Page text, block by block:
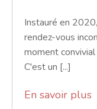
Instauré en
rendez-vous
moment
C'est un [...]
En savoir plus